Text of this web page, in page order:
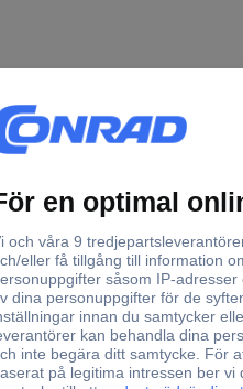
Knipex 00 11 06 V03 Kopplingsskåpsnyckel double joint Key Skåpnyckel 1 st